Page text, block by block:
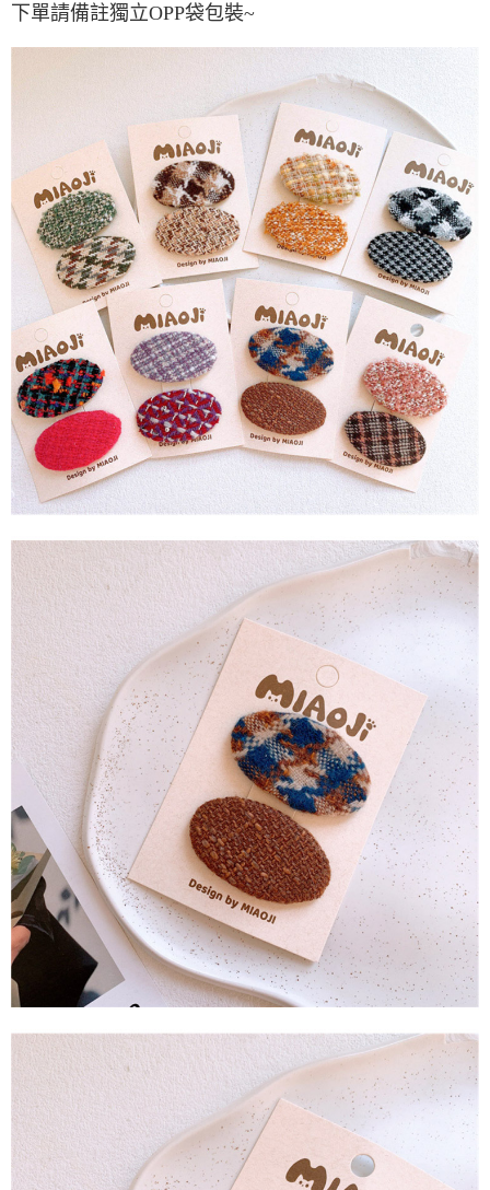
每筆NT$65，滿NT$688(含以上)免運費
每筆NT$65，滿NT$688(含以上)免運費
每筆NT$80，滿NT$1,000(含以上)免運費
宅配(外島)
每筆NT$125，滿NT$1,500(含以上)免運費
其他海外郵寄 查看運費
香港澳門地區 查看運費
下單請備註獨立OPP袋包裝~